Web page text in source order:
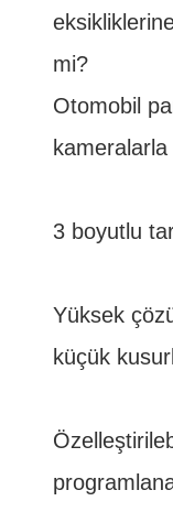
mi?
Otomobil
kameralarla
3 boyutlu
Yüksek
küçük